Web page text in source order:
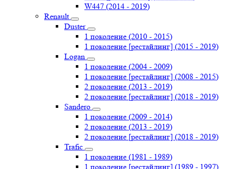
W447 (2014 - 2019)
Renault
Duster
1 поколение (2010 - 2015)
1 поколение [рестайлинг] (2015 - 2019)
Logan
1 поколение (2004 - 2009)
1 поколение [рестайлинг] (2008 - 2015)
2 поколение (2013 - 2019)
2 поколение [рестайлинг] (2018 - 2019)
Sandero
1 поколение (2009 - 2014)
2 поколение (2013 - 2019)
2 поколение [рестайлинг] (2018 - 2019)
Trafic
1 поколение (1981 - 1989)
1 поколение [рестайлинг] (1989 - 1997)